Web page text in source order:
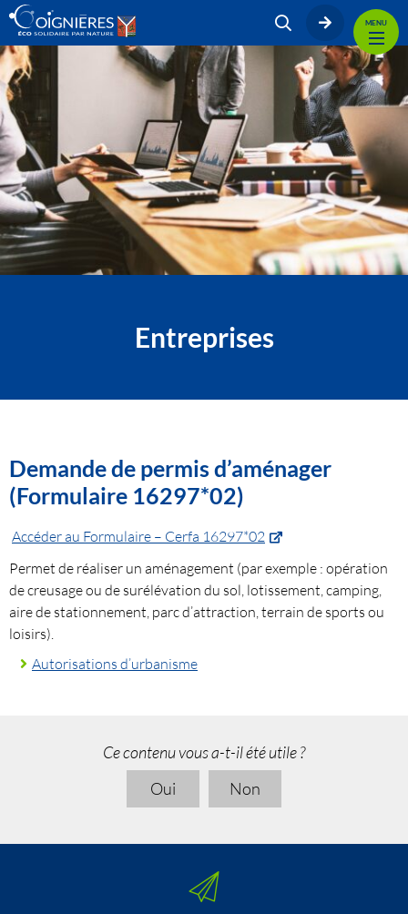
MENU
Entreprises
Demande de permis d’aménager
(Formulaire 16297*02)
Accéder au Formulaire – Cerfa 16297*02
Permet de réaliser un aménagement (par exemple : opération
de creusage ou de surélévation du sol, lotissement, camping,
aire de stationnement, parc d’attraction, terrain de sports ou
loisirs).
Autorisations d’urbanisme
Ce contenu vous a-t-il été utile ?
Oui
Non